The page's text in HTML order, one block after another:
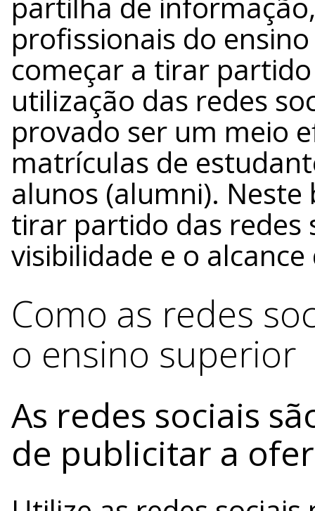
profissionais do
começar a tirar
utilização das redes
provado ser um meio
matrículas de
alunos (alumni).
tirar partido das redes
visibilidade e o
Como as redes
o ensino superior
As redes sociais
de publicitar a